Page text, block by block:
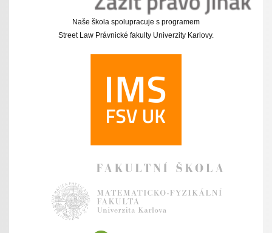
Naše škola spolupracuje s programem
Street Law Právnické fakulty Univerzity Karlovy.